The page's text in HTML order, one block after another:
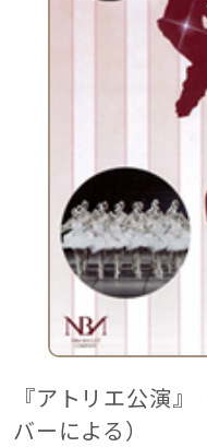
『アトリエ公演
バーによる）